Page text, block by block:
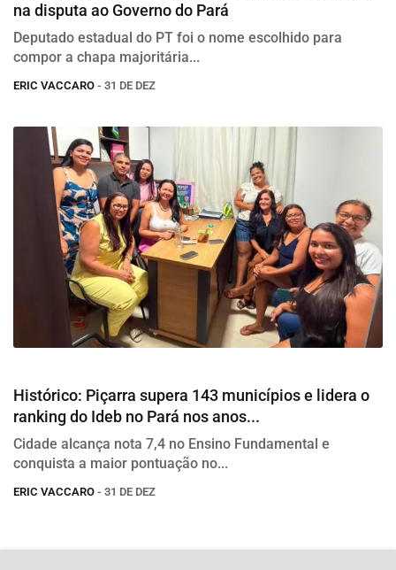
na disputa ao Governo do Pará
Deputado estadual do PT foi o nome escolhido para
compor a chapa majoritária...
ERIC VACCARO - 31 DE DEZ
Histórico: Piçarra supera 143 municípios e lidera o
ranking do Ideb no Pará nos anos...
Cidade alcança nota 7,4 no Ensino Fundamental e
conquista a maior pontuação no...
ERIC VACCARO - 31 DE DEZ